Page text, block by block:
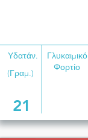
Υδατάν.
Γλυκαιμικό
Φορτίο
(Γραμ.)
21